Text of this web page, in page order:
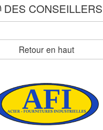
DES CONSEILLERS
Retour en haut